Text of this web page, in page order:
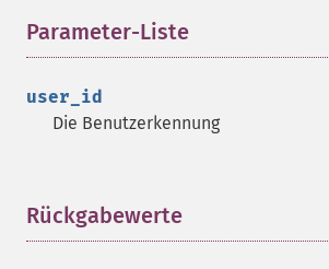
Parameter-Liste
user_id
Die Benutzerkennung
Rückgabewerte